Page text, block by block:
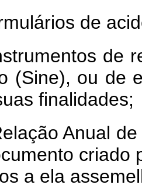
de
de
(Sine), ou de
finalidades;
Anual
criado
a ela